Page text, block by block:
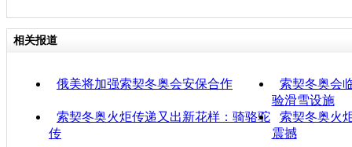
相关报道
俄美将加强索契冬奥会安保合作
索契冬奥会
验滑雪设施
索契冬奥火炬传递又出新花样：骑骆驼
传
索契冬奥火
震撼